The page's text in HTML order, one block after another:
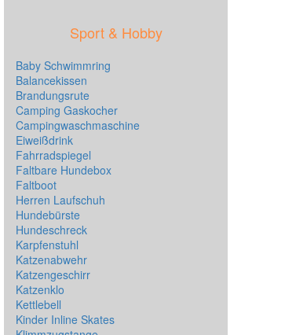
Sport & Hobby
Baby Schwimmring
Balancekissen
Brandungsrute
Camping Gaskocher
Campingwaschmaschine
Eiweißdrink
Fahrradspiegel
Faltbare Hundebox
Faltboot
Herren Laufschuh
Hundebürste
Hundeschreck
Karpfenstuhl
Katzenabwehr
Katzengeschirr
Katzenklo
Kettlebell
Kinder Inline Skates